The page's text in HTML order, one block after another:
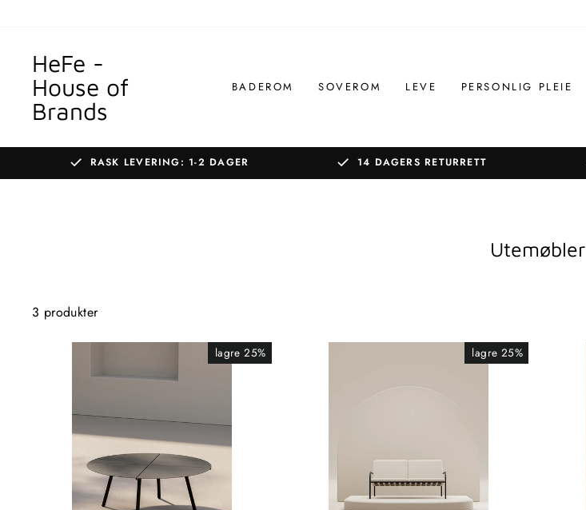
HeFe -
House of
Brands
BADEROM SOVEROM LEVE PERSONLIG PLEIE
Sett
pause
RASK LEVERING: 1-2 DAGER 14 DAGERS RETURRETT
Utemøbler
3 produkter
lagre 25% lagre 25%